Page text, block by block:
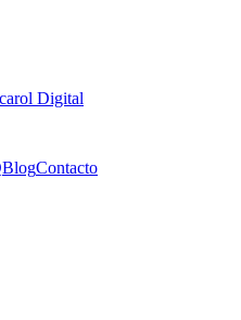
Digital
BlogContacto